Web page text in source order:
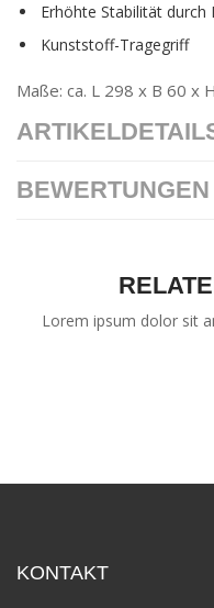
Erhöhte Stabilität durch
Kunststoff-Tragegriff
Maße: ca. L 298 x B 60 x
BEWERTUNGEN
Lorem ipsum dolor sit
KONTAKT